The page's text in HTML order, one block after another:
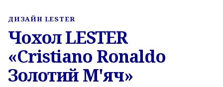
ДИЗАЙН LESTER
Чохол LESTER
«Cristiano Ronaldo
Золотий М'яч»